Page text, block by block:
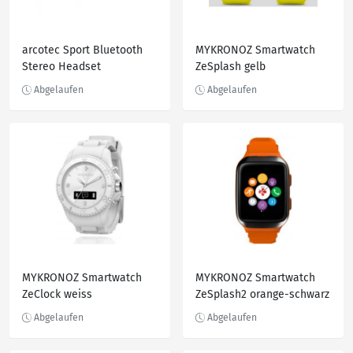
arcotec Sport Bluetooth
Stereo Headset
MYKRONOZ Smartwatch
ZeSplash gelb
MYKRONOZ Smartwatch
ZeClock weiss
MYKRONOZ Smartwatch
ZeSplash2 orange-schwarz